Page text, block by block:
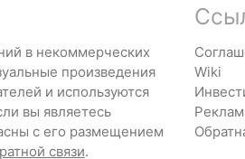
в некоммерческих
произведения
и используются
вы являетесь
с его размещением
связи.
Wiki